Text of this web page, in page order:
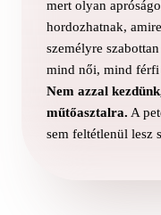
mert olyan
hordozhatnak,
személyre
mind női, mind férfi
Nem azzal
műtőasztalra. A
sem feltétlenül lesz